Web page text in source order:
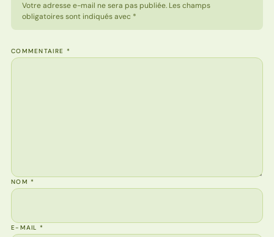
Votre adresse e-mail ne sera pas publiée. Les champs
obligatoires sont indiqués avec *
COMMENTAIRE *
NOM*
E-MAIL*